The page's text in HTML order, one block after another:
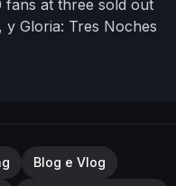
at three sold out
y Gloria: Tres Noches
Blog e Vlog